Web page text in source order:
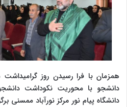
همزمان با فرا رسیدن روز گرامیداشت
دانشجو با محوریت نکوداشت
دانشگاه پیام نور مرکز نورآباد ممسنی